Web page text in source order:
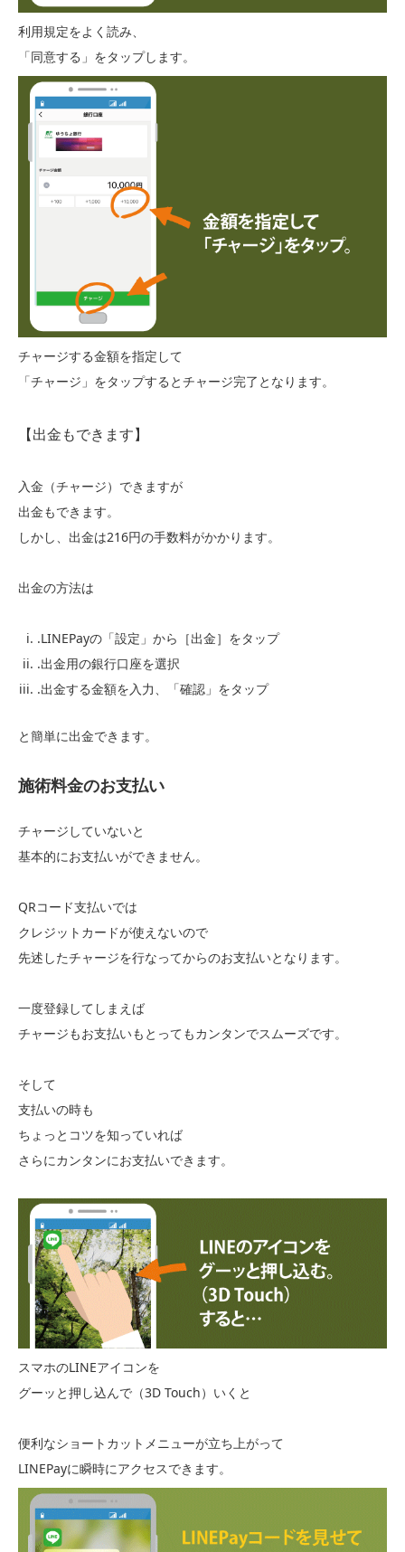
利用規定をよく読み、
「同意する」をタップします。
チャージする金額を指定して
「チャージ」をタップするとチャージ完了となります。
【出金もできます】
入金（チャージ）できますが
出金もできます。
しかし、出金は216円の手数料がかかります。
出金の方法は
.LINEPayの「設定」から［出金］をタップ
.出金用の銀行口座を選択
.出金する金額を入力、「確認」をタップ
と簡単に出金できます。
施術料金のお支払い
チャージしていないと
基本的にお支払いができません。
QRコード支払いでは
クレジットカードが使えないので
先述したチャージを行なってからのお支払いとなります。
一度登録してしまえば
チャージもお支払いもとってもカンタンでスムーズです。
そして
支払いの時も
ちょっとコツを知っていれば
さらにカンタンにお支払いできます。
スマホのLINEアイコンを
グーッと押し込んで（3D Touch）いくと
便利なショートカットメニューが立ち上がって
LINEPayに瞬時にアクセスできます。